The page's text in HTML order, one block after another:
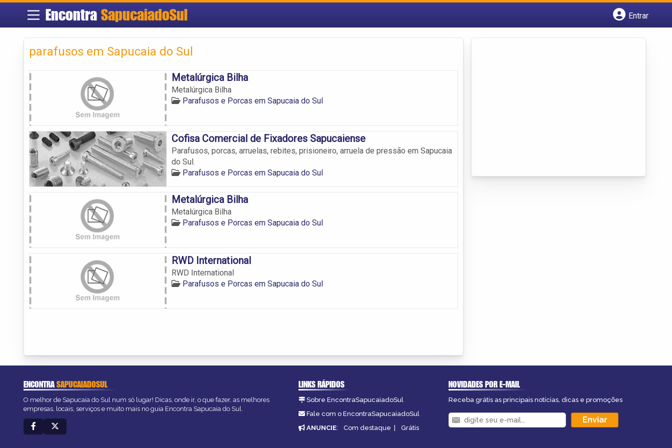
Encontra SapucaiadoSul
Entrar
parafusos em Sapucaia do Sul
Metalúrgica Bilha
Metalúrgica Bilha
Parafusos e Porcas em Sapucaia do Sul
Cofisa Comercial de Fixadores Sapucaiense
Parafusos, porcas, arruelas, rebites, prisioneiro, arruela de pressão em Sapucaia
do Sul.
Parafusos e Porcas em Sapucaia do Sul
Metalúrgica Bilha
Metalúrgica Bilha
Parafusos e Porcas em Sapucaia do Sul
RWD International
RWD International
Parafusos e Porcas em Sapucaia do Sul
ENCONTRASAPUCAIADOSUL
O melhor de Sapucaia do Sul num só lugar! Dicas, onde ir, o que fazer, as melhores
empresas, locais, serviços e muito mais no guia Encontra Sapucaia do Sul.
LINKS RÁPIDOS
Sobre EncontraSapucaiadoSul
Fale com o EncontraSapucaiadoSul
ANUNCIE: Com destaque | Grátis
NOVIDADES POR E-MAIL
Receba grátis as principais notícias, dicas e promoções